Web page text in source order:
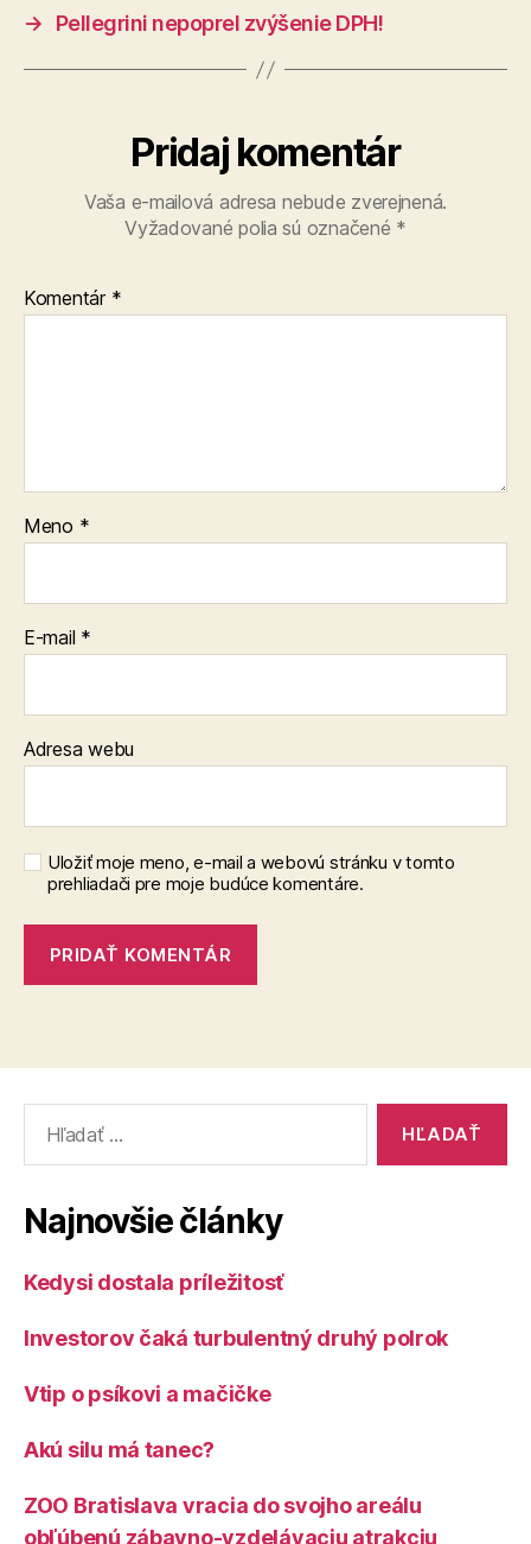
→
Pellegrini nepoprel zvýšenie DPH!
Pridaj komentár
Vaša e-mailová adresa nebude zverejnená.
Vyžadované polia sú označené *
Komentár *
Meno *
E-mail *
Adresa webu
Uložiť moje meno, e-mail a webovú stránku v tomto
prehliadači pre moje budúce komentáre.
Najnovšie články
Kedysi dostala príležitosť
Investorov čaká turbulentný druhý polrok
Vtip o psíkovi a mačičke
Akú silu má tanec?
ZOO Bratislava vracia do svojho areálu
obľúbenú zábavno-vzdelávaciu atrakciu